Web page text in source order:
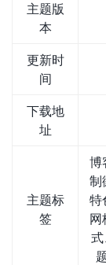
主题版
本
更新时
间
下载地
址
主题标
签
博
制
特
网